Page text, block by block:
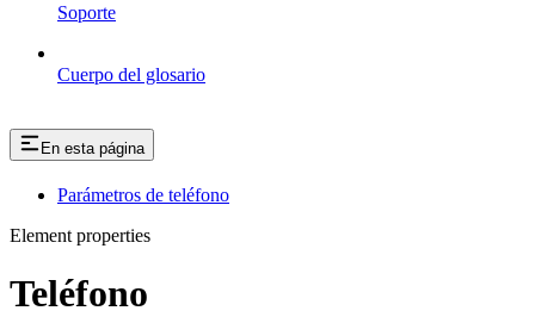
Soporte
Cuerpo del glosario
En esta página
Parámetros de teléfono
Element properties
Teléfono